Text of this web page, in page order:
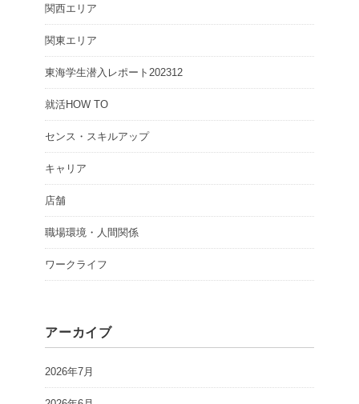
関西エリア
関東エリア
東海学生潜入レポート202312
就活HOW TO
センス・スキルアップ
キャリア
店舗
職場環境・人間関係
ワークライフ
アーカイブ
2026年7月